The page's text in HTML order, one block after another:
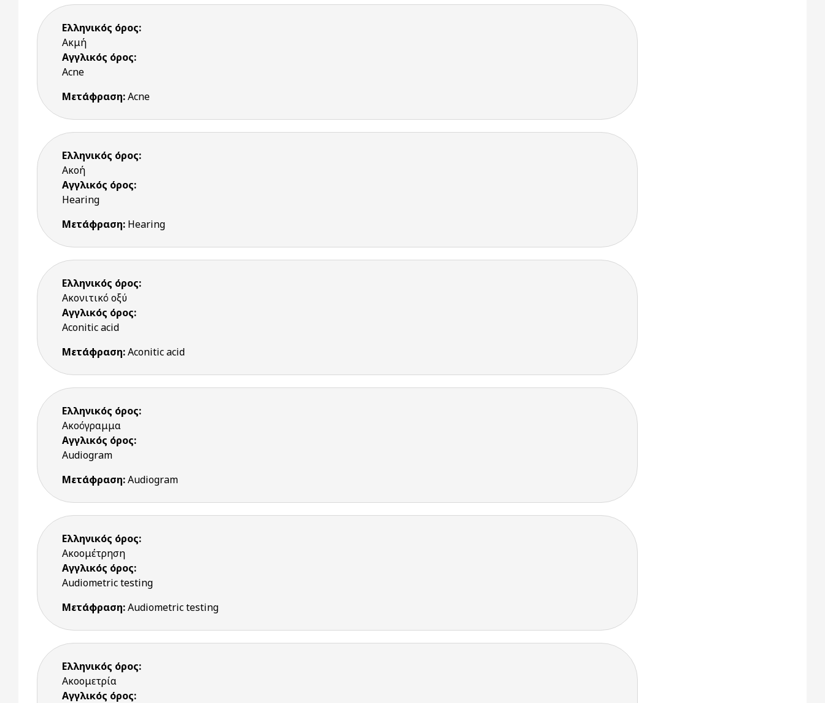
Ελληνικός όρος:
Ακμή
Αγγλικός όρος:
Acne
Μετάφραση:Acne
Ελληνικός όρος:
Ακοή
Αγγλικός όρος:
Hearing
Μετάφραση: Hearing
Ελληνικός όρος:
Ακονιτικό οξύ
Αγγλικός όρος:
Aconitic acid
Μετάφραση:Aconitic acid
Ελληνικός όρος:
Ακοόγραμμα
Αγγλικός όρος:
Audiogram
Μετάφραση:Audiogram
Ελληνικός όρος:
Ακοομέτρηση
Αγγλικός όρος:
Audiometric testing
Μετάφραση:Audiometric testing
Ελληνικός όρος:
Ακοομετρία
Αγγλικός όρος: